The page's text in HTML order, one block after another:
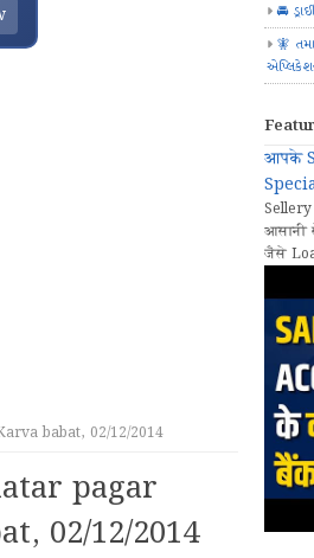
babat, 02/12/2014
pagar
02/12/2014
🚘
🧚
आपके
आसानी
जैसे